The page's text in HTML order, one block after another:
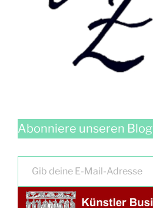
Abonniere unseren Blog
Gib deine E-Mail-Adresse ein …